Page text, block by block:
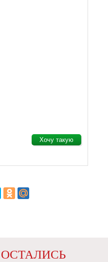
Хочу такую